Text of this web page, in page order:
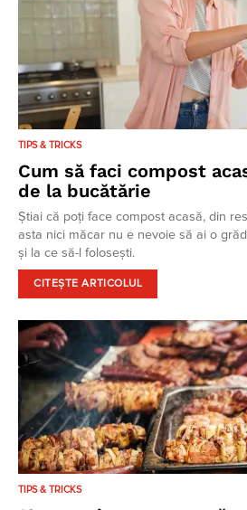
TIPS & TRICKS
Cum să faci compost
de la bucătărie
Știai că poți face compost acasă, din
asta nici măcar nu e nevoie să ai o
și la ce să-l folosești.
CITEȘTE ARTICOLUL
TIPS & TRICKS